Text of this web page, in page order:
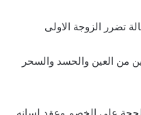
من العين والحسد والسحر